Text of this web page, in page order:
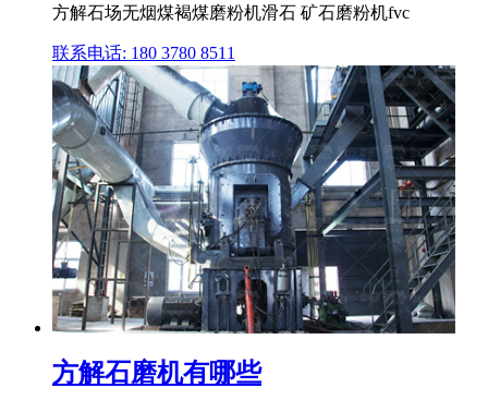
方解石场无烟煤褐煤磨粉机滑石 矿石磨粉机fvc
联系电话: 180 3780 8511
方解石磨机有哪些